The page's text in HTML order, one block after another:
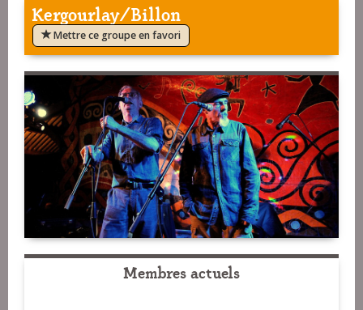
Kergourlay/Billon
Mettre ce groupe en favori
Membres actuels